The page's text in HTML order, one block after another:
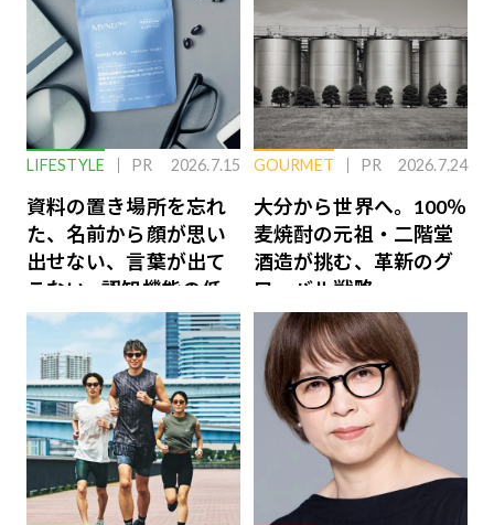
LIFESTYLE PR 2026.7.15
資料の置き場所を忘れ
た、名前から顔が思い
出せない、言葉が出て
こない…認知機能の低
下を救う、脳のインナ
ーケアとは
GOURMET PR 2026.7.24
大分から世界へ。100％
麦焼酎の元祖・二階堂
酒造が挑む、革新のグ
ローバル戦略